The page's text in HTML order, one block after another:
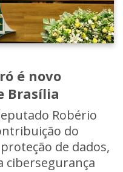
é novo
Brasília
Robério
do
de dados,
cibersegurança